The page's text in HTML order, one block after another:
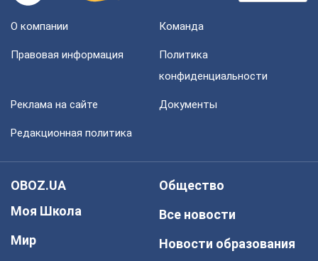
О компании Команда
Правовая информация
Политика
конфиденциальности
Реклама на сайте Документы
Редакционная политика
OBOZ.UA
Моя Школа
Мир
Общество
Все новости
Новости образования